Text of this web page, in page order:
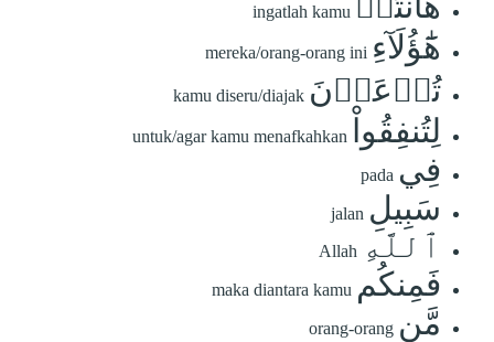
ingatlah kamu
هَٰٓؤُلَآءِ mereka/orang-orang ini
تُدۡعَوۡنَ kamu diseru/diajak
لِتُنفِقُواْ untuk/agar kamu menafkahkan
فِي pada
سَبِيلِ jalan
ٱللَّهِ Allah
فَمِنكُم maka diantara kamu
مَّن orang-orang